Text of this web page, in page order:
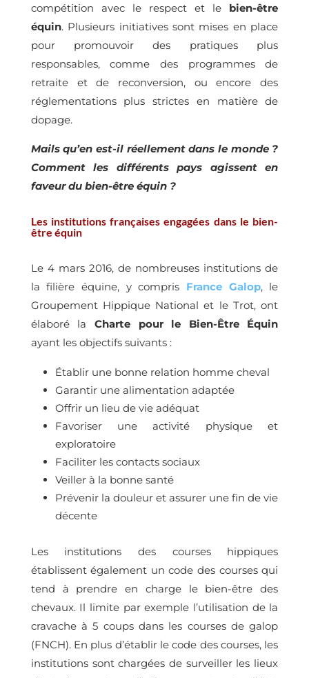
compétition avec le respect et le bien-être
équin. Plusieurs initiatives sont mises en place
pour promouvoir des pratiques plus
responsables, comme des programmes de
retraite et de reconversion, ou encore des
réglementations plus strictes en matière de
dopage.
Mails qu’en est-il réellement dans le monde ?
Comment les différents pays agissent en
faveur du bien-être équin ?
Les institutions françaises engagées dans le bien-
être équin
Le 4 mars 2016, de nombreuses institutions de
la filière équine, y compris France Galop, le
Groupement Hippique National et le Trot, ont
élaboré la Charte pour le Bien-Être Équin
ayant les objectifs suivants :
Établir une bonne relation homme cheval
Garantir une alimentation adaptée
Offrir un lieu de vie adéquat
Favoriser une activité physique et
exploratoire
Faciliter les contacts sociaux
Veiller à la bonne santé
Prévenir la douleur et assurer une fin de vie
décente
Les institutions des courses hippiques
établissent également un code des courses qui
tend à prendre en charge le bien-être des
chevaux. Il limite par exemple l’utilisation de la
cravache à 5 coups dans les courses de galop
(FNCH). En plus d’établir le code des courses, les
institutions sont chargées de surveiller les lieux